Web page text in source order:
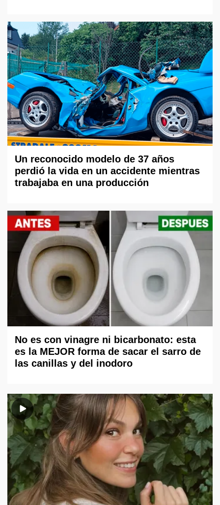
Un reconocido modelo de 37 años
perdió la vida en un accidente mientras
trabajaba en una producción
No es con vinagre ni bicarbonato: esta
es la MEJOR forma de sacar el sarro de
las canillas y del inodoro